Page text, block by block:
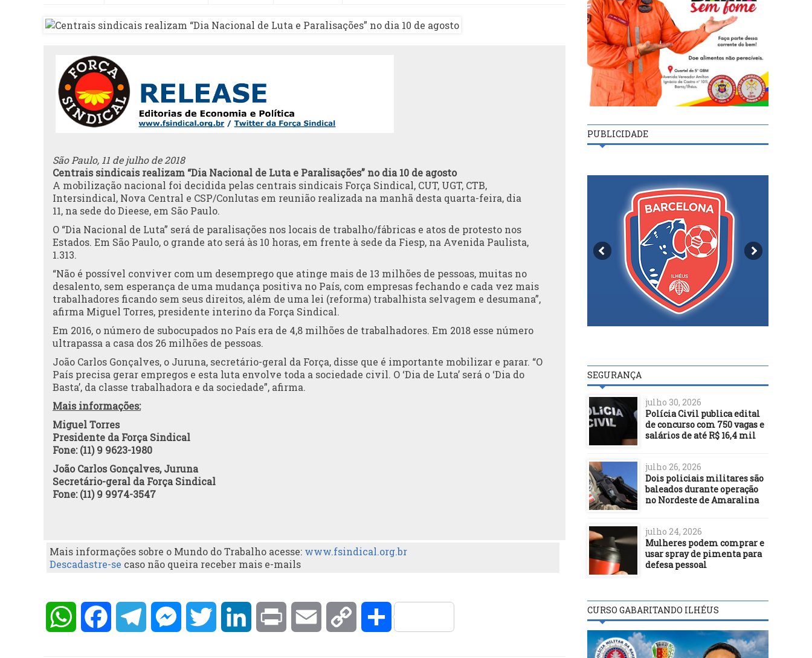
São Paulo, 11 de julho de 2018
Centrais sindicais realizam “Dia Nacional de Luta e Paralisações” no dia 10 de agosto
A mobilização nacional foi decidida pelas centrais sindicais Força Sindical, CUT, UGT, CTB,
Intersindical, Nova Central e CSP/Conlutas em reunião realizada na manhã desta quarta-feira, dia
11, na sede do Dieese, em São Paulo.
O “Dia Nacional de Luta” será de paralisações nos locais de trabalho/fábricas e atos de protesto nos
Estados. Em São Paulo, o grande ato será às 10 horas, em frente à sede da Fiesp, na Avenida Paulista,
1.313.
“Não é possível conviver com um desemprego que atinge mais de 13 milhões de pessoas, muitas no
desalento, sem esperança de uma mudança positiva no País, com empresas fechando e cada vez mais
trabalhadores ficando sem seus direitos, além de uma lei (reforma) trabalhista selvagem e desumana”,
afirma Miguel Torres, presidente interino da Força Sindical.
Em 2016, o número de subocupados no País era de 4,8 milhões de trabalhadores. Em 2018 esse número
ultrapassa a casa dos 26 milhões de pessoas.
João Carlos Gonçalves, o Juruna, secretário-geral da Força, disse que é importante mobilizar e parar. “O
País precisa gerar empregos e esta luta envolve toda a sociedade civil. O ‘Dia de Luta’ será o ‘Dia do
Basta’, da classe trabalhadora e da sociedade”, afirma.
Mais informações:
Miguel Torres
Presidente da Força Sindical
Fone: (11) 9 9623-1980
João Carlos Gonçalves, Juruna
Secretário-geral da Força Sindical
Fone: (11) 9 9974-3547
Mais informações sobre o Mundo do Trabalho acesse: www.fsindical.org.br
Descadastre-se caso não queira receber mais e-mails
WhatsAppFacebookTelegramMessengerTwitter LinkedInPrint Email Copy Compartilhar
PUBLICIDADE
SEGURANÇA
julho 30, 2026
Polícia Civil publica edital
de concurso com 750 vagas e
salários de até R$ 16,4 mil
julho 26, 2026
Dois policiais militares são
baleados durante operação
no Nordeste de Amaralina
julho 24, 2026
Mulheres podem comprar e
usar spray de pimenta para
defesa pessoal
CURSO GABARITANDO ILHÉUS